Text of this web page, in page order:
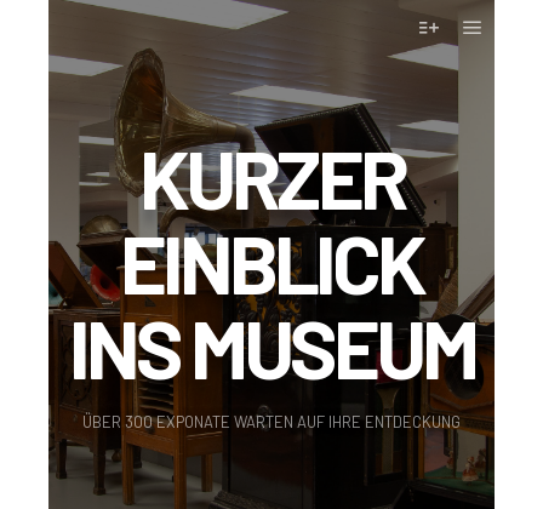
KURZER
EINBLICK
INS MUSEUM
ÜBER 300 EXPONATE WARTEN AUF IHRE ENTDECKUNG